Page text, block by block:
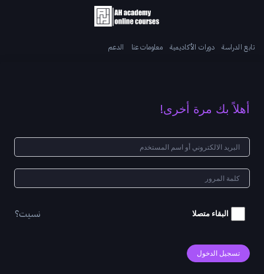
تابع الدراسة دورات الأكاديمية معلومات عنا الدعم
أهلاً بك مرة أخرى!
البقاء متصلا نسيت؟
تسجيل الدخول